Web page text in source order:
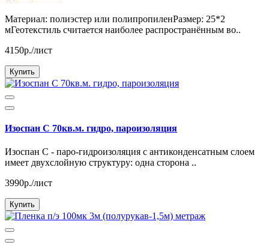
Материал: полиэстер или полипропиленРазмер: 25*2
мГеотекстиль считается наиболее распространённым во..
4150р./лист
Купить
Изоспан С 70кв.м. гидро, пароизоляция
Изоспан С - паро-гидроизоляция с антиконденсатным слоем
имеет двухслойную структуру: одна сторона ..
3990р./лист
Купить